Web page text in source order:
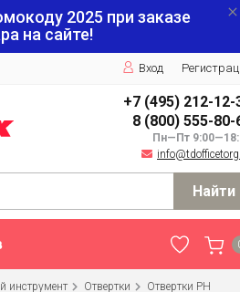
2025 при заказе
на сайте!
Вход
+7 (495) 212-12-
8 (800) 555-80-
Пн—Пт
Найти
инструмент Отвертки Отвертки PH